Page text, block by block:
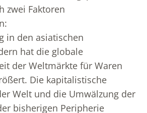
zwei Faktoren
in den asiatischen
hat die globale
der Weltmärkte für Waren
Die kapitalistische
Welt und die Umwälzung der
bisherigen Peripherie